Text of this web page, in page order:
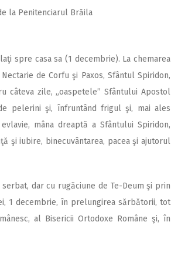
la Penitenciarul Brăila
spre casa sa (1 decembrie). La chemarea
de Corfu şi Paxos, Sfântul Spiridon,
câteva zile, „oaspetele” Sfântului Apostol
pelerini şi, înfruntând frigul şi, mai ales
mâna dreaptă a Sfântului Spiridon,
şi iubire, binecuvântarea, pacea şi ajutorul
dar cu rugăciune de Te-Deum şi prin
1 decembrie, în prelungirea sărbătorii, tot
al Bisericii Ortodoxe Române şi, în